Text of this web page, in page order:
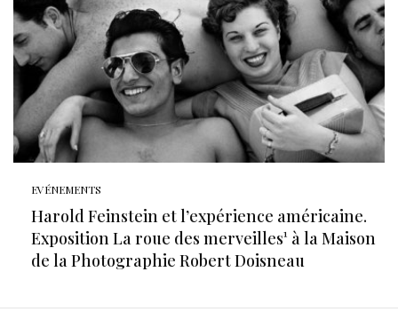
EVÉNEMENTS
Harold Feinstein et l’expérience américaine.
Exposition La roue des merveilles¹ à la Maison
de la Photographie Robert Doisneau